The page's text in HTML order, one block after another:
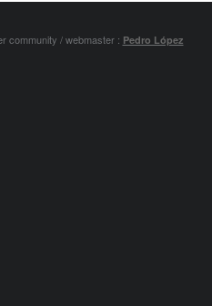
community / webmaster : Pedro López